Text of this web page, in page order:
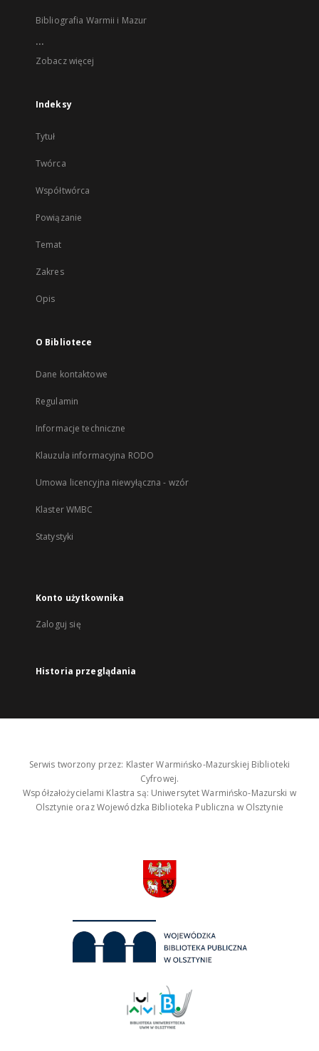
Bibliografia Warmii i Mazur
...
Zobacz więcej
Indeksy
Tytuł
Twórca
Współtwórca
Powiązanie
Temat
Zakres
Opis
O Bibliotece
Dane kontaktowe
Regulamin
Informacje techniczne
Klauzula informacyjna RODO
Umowa licencyjna niewyłączna - wzór
Klaster WMBC
Statystyki
Konto użytkownika
Zaloguj się
Historia przeglądania
Serwis tworzony przez: Klaster Warmińsko-Mazurskiej Biblioteki
Cyfrowej.
Współzałożycielami Klastra są: Uniwersytet Warmińsko-Mazurski w
Olsztynie oraz Wojewódzka Biblioteka Publiczna w Olsztynie